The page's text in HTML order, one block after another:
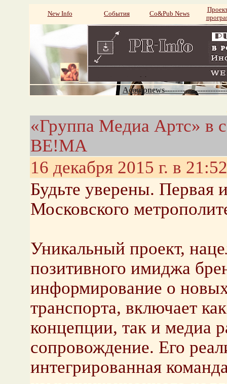
New Info События Со&Pub News
«Группа Медиа Артс» в
BE!MA
16 декабря 2015 г. в 21:52
Будьте уверены. Первая
Московского
Уникальный проект,
позитивного имиджа
информирование о
транспорта, включает
концепции, так и медиа
сопровождение. Его
интегрированная